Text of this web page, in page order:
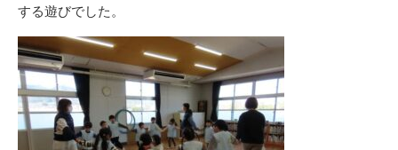
する遊びでした。